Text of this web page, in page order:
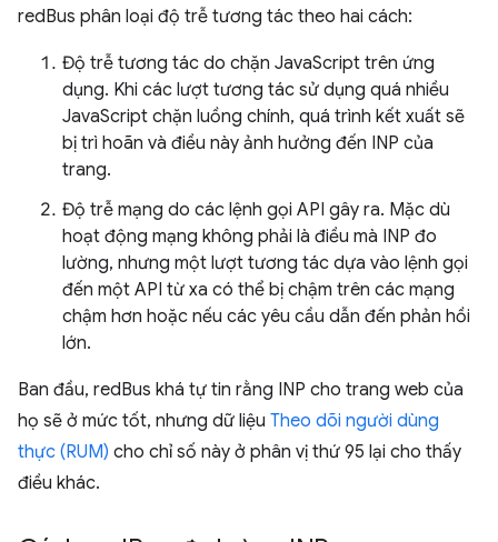
redBus phân loại độ trễ tương tác theo hai cách:
Độ trễ tương tác do chặn JavaScript trên ứng
dụng. Khi các lượt tương tác sử dụng quá nhiều
JavaScript chặn luồng chính, quá trình kết xuất sẽ
bị trì hoãn và điều này ảnh hưởng đến INP của
trang.
Độ trễ mạng do các lệnh gọi API gây ra. Mặc dù
hoạt động mạng không phải là điều mà INP đo
lường, nhưng một lượt tương tác dựa vào lệnh gọi
đến một API từ xa có thể bị chậm trên các mạng
chậm hơn hoặc nếu các yêu cầu dẫn đến phản hồi
lớn.
Ban đầu, redBus khá tự tin rằng INP cho trang web của
họ sẽ ở mức tốt, nhưng dữ liệu Theo dõi người dùng
thực (RUM) cho chỉ số này ở phân vị thứ 95 lại cho thấy
điều khác.